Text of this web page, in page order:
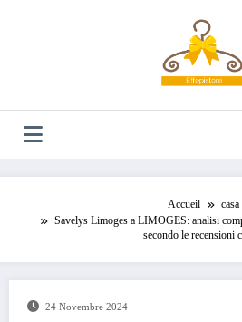
Accueil
casa
Savelys Limoges a LIMOGES: analisi
secondo le recensioni
24 Novembre 2024